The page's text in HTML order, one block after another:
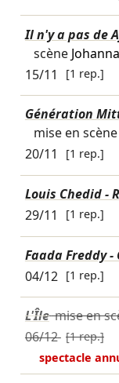
Il n'y a pas de
scène
15/11
[1 rep.]
Génération
mise en scène
20/11
[1 rep.]
Louis Chedid -
29/11
[1 rep.]
Faada Freddy -
04/12 [1 rep.]
L'Îlemise en
06/12 [1 rep.]
spectacle